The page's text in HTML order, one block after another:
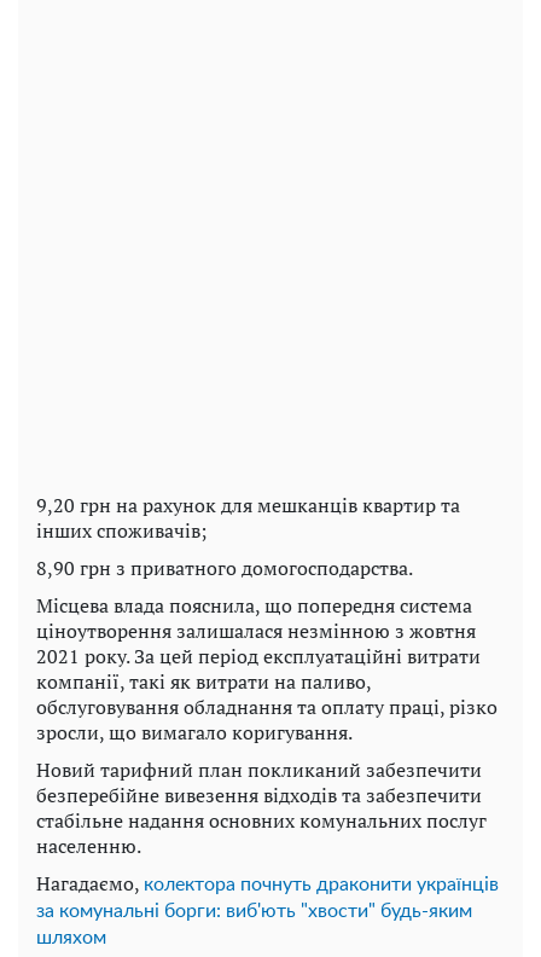
9,20 грн на рахунок для мешканців квартир та
інших споживачів;
8,90 грн з приватного домогосподарства.
Місцева влада пояснила, що попередня система
ціноутворення залишалася незмінною з жовтня
2021 року. За цей період експлуатаційні витрати
компанії, такі як витрати на паливо,
обслуговування обладнання та оплату праці, різко
зросли, що вимагало коригування.
Новий тарифний план покликаний забезпечити
безперебійне вивезення відходів та забезпечити
стабільне надання основних комунальних послуг
населенню.
Нагадаємо, колектора почнуть драконити українців
за комунальні борги: виб'ють "хвости" будь-яким
шляхом